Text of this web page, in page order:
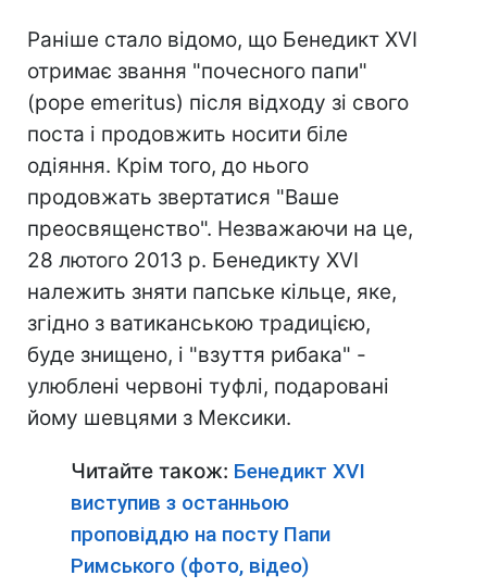
Раніше стало відомо, що Бенедикт XVI
отримає звання "почесного папи"
(pope emeritus) після відходу зі свого
поста і продовжить носити біле
одіяння. Крім того, до нього
продовжать звертатися "Ваше
преосвященство". Незважаючи на це,
28 лютого 2013 р. Бенедикту XVI
належить зняти папське кільце, яке,
згідно з ватиканською традицією,
буде знищено, і "взуття рибака" -
улюблені червоні туфлі, подаровані
йому шевцями з Мексики.
Читайте також: Бенедикт XVI
виступив з останньою
проповіддю на посту Папи
Римського (фото, відео)